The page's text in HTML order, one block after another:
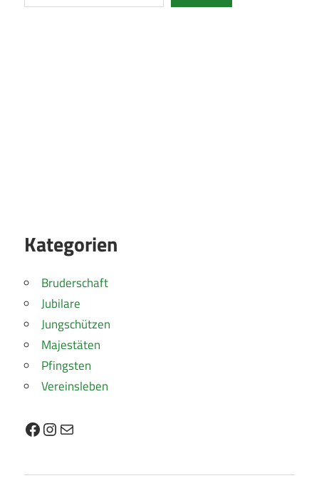
Kategorien
Bruderschaft
Jubilare
Jungschützen
Majestäten
Pfingsten
Vereinsleben
Facebook
Instagram
E-Mail